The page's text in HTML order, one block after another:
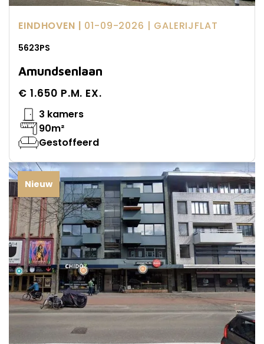
EINDHOVEN | 01-09-2026 | GALERIJFLAT
5623PS
Amundsenlaan
€ 1.650 P.M. EX.
3 kamers
90m²
Gestoffeerd
Nieuw